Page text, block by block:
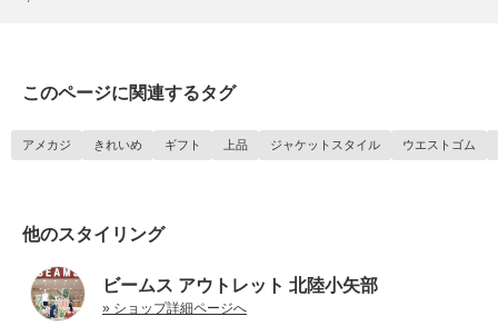
このページに関連するタグ
アメカジ きれいめ ギフト 上品 ジャケットスタイル ウエストゴム
他のスタイリング
ビームス アウトレット 北陸小矢部
» ショップ詳細ページへ